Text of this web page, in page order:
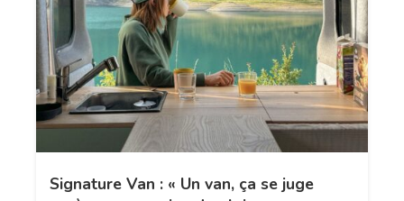
Signature Van : « Un van, ça se juge